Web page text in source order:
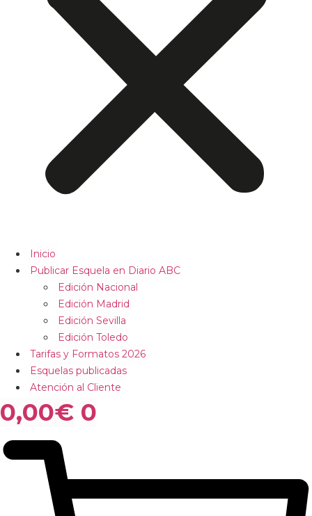
Inicio
Publicar Esquela en Diario ABC
Edición Nacional
Edición Madrid
Edición Sevilla
Edición Toledo
Tarifas y Formatos 2026
Esquelas publicadas
Atención al Cliente
0,00€ 0